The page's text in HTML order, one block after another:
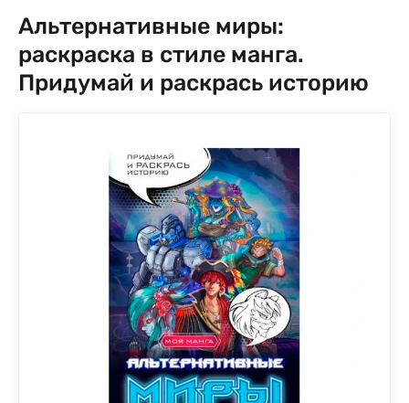
Альтернативные миры:
раскраска в стиле манга.
Придумай и раскрась историю